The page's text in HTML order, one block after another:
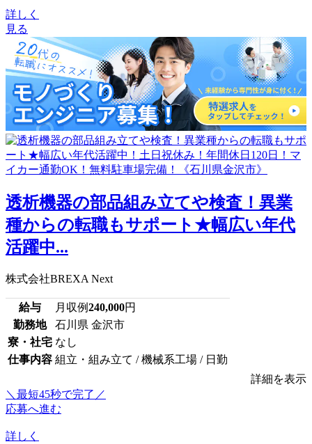
詳しく
見る
透析機器の部品組み立てや検査！異業
種からの転職もサポート★幅広い年代
活躍中...
株式会社BREXA Next
給与 月収例240,000円
勤務地
石川県 金沢市
寮・社宅 なし
仕事内容 組立・組み立て / 機械系工場 / 日勤
詳細を表示
＼最短45秒で完了／
応募へ進む
詳しく